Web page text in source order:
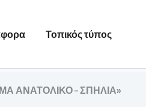
Τοπικός τύπος
ΑΝΑΤΟΛΙΚΟ – ΣΠΗΛΙΑ»